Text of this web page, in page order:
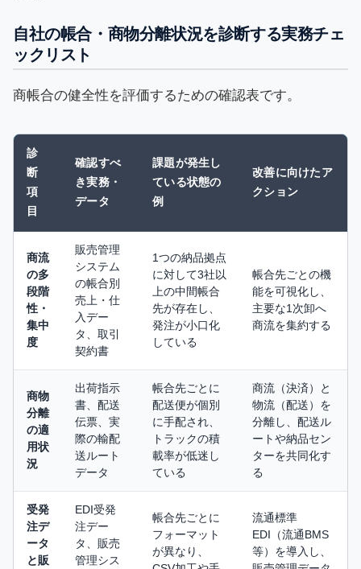
自社の帳合・商物分離状況を診断する実務チェ
ックリスト
商帳合の健全性を評価するための確認表です。
診
断
項
目
確認すべ
き実務・
データ
課題が発生し
ている状態の
例
改善に向けたア
クション
商流
の多
段階
性・
集中
度
販売管理
システム
の帳合別
売上・仕
入デー
タ、取引
契約書
1つの納品拠点
に対して3社以
上の中間帳合
先が存在し、
発注が小口化
している
帳合先ごとの機
能を可視化し、
主要な1次卸へ
商流を集約する
商物
分離
の適
用状
況
出荷指示
書、配送
伝票、実
際の輸配
送ルート
データ
帳合先ごとに
配送便が個別
に手配され、
トラックの積
載率が低迷し
ている
商流（決済）と
物流（配送）を
分離し、配送ル
ートや納品セン
ターを共同化す
る
受発
注デ
ータ
と販
EDI受発
注デー
タ、販売
管理シス
帳合先ごとに
フォーマット
が異なり、
流通標準
EDI（流通BMS
等）を導入し、